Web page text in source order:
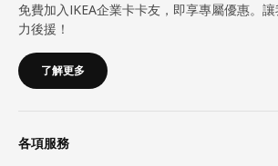
免費加入IKEA企業卡卡友，即享專屬優惠。
力後援！
了解更多
各項服務